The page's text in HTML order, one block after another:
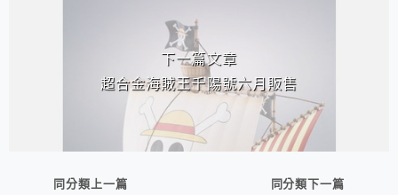
下一篇文章
超合金海賊王千陽號六月販售
同分類上一篇
同分類下一篇